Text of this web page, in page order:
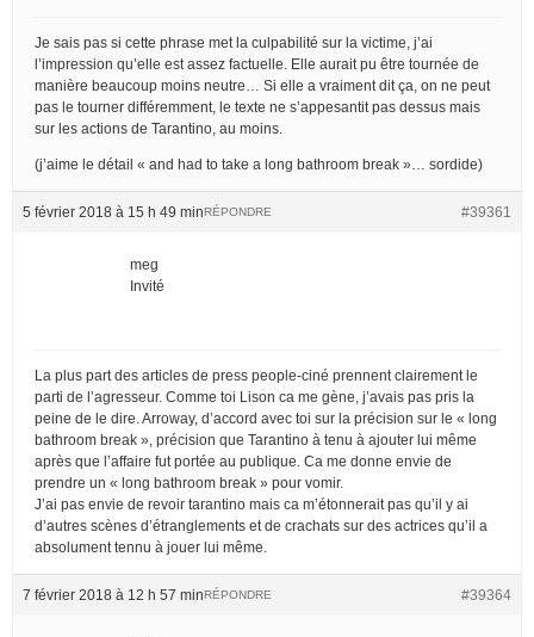
Je sais pas si cette phrase met la culpabilité sur la victime, j’ai
l’impression qu’elle est assez factuelle. Elle aurait pu être tournée de
manière beaucoup moins neutre… Si elle a vraiment dit ça, on ne peut
pas le tourner différemment, le texte ne s’appesantit pas dessus mais
sur les actions de Tarantino, au moins.
(j’aime le détail « and had to take a long bathroom break »… sordide)
5 février 2018 à 15 h 49 min #39361
RÉPONDRE
meg
Invité
La plus part des articles de press people-ciné prennent clairement le
parti de l’agresseur. Comme toi Lison ca me gène, j’avais pas pris la
peine de le dire. Arroway, d’accord avec toi sur la précision sur le « long
bathroom break », précision que Tarantino à tenu à ajouter lui même
après que l’affaire fut portée au publique. Ca me donne envie de
prendre un « long bathroom break » pour vomir.
J’ai pas envie de revoir tarantino mais ca m’étonnerait pas qu’il y ai
d’autres scènes d’étranglements et de crachats sur des actrices qu’il a
absolument tennu à jouer lui même.
7 février 2018 à 12 h 57 min #39364
RÉPONDRE